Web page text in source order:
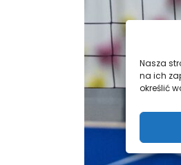
Nasza
na ich
określić